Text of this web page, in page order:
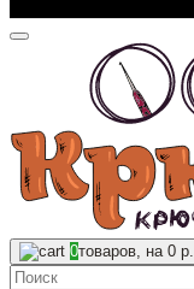
0товаров, на 0 р.